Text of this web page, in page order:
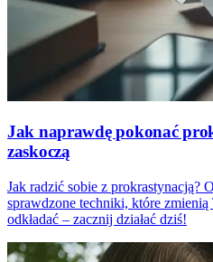
Jak naprawdę pokonać
zaskoczą
Jak radzić sobie z prokrastynacją?
sprawdzone techniki, które zmienią
odkładać – zacznij działać dziś!